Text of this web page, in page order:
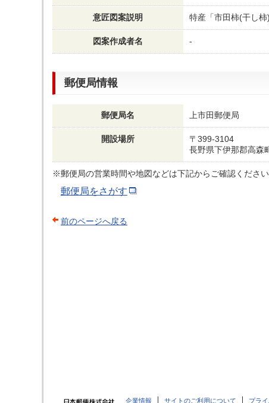
意匠図案説明 特産「市田柿(干し
図案作成者名 -
郵便局情報
郵便局名 上市田郵便局
開設場所
〒399-3104
長野県下伊那郡高森
※郵便局の営業時間や地図などは下記からご確認ください
郵便局をさがす
前のページへ戻る
企業情報 サイトのご利用について プラ